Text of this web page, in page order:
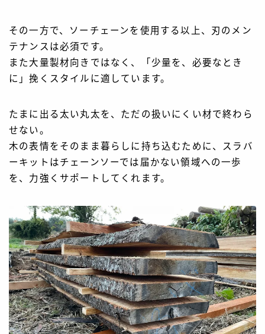
その一方で、ソーチェーンを使用する以上、刃のメン
テナンスは必須です。
また大量製材向きではなく、「少量を、必要なとき
に」挽くスタイルに適しています。
たまに出る太い丸太を、ただの扱いにくい材で終わら
せない。
木の表情をそのまま暮らしに持ち込むために、スラバ
ーキットはチェーンソーでは届かない領域への一歩
を、力強くサポートしてくれます。